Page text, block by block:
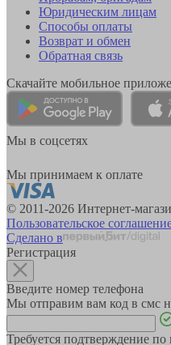
Юридическим лицам
Способы оплаты
Возврат и обмен
Обратная связь
Скачайте мобильное
Мы в соцсетях
Мы принимаем к оплате
© 2011-2026 Интернет-
Пользовательское
Сделано в
Регистрация
Введите номер телефона
Мы отправим вам код в смс
Требуется подтверждение по